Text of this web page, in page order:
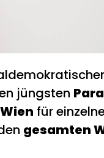
jüngsten
für
gesamten